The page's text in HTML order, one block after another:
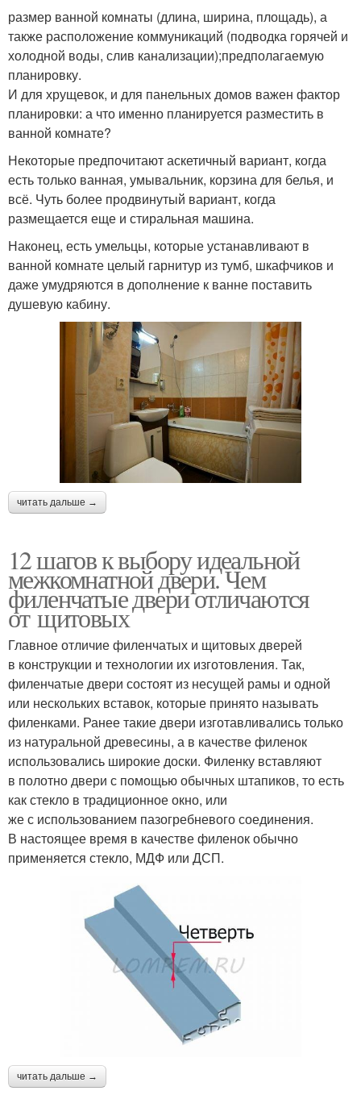
размер ванной комнаты (длина, ширина, площадь), а
также расположение коммуникаций (подводка горячей и
холодной воды, слив канализации);предполагаемую
планировку.
И для хрущевок, и для панельных домов важен фактор
планировки: а что именно планируется разместить в
ванной комнате?
Некоторые предпочитают аскетичный вариант, когда
есть только ванная, умывальник, корзина для белья, и
всё. Чуть более продвинутый вариант, когда
размещается еще и стиральная машина.
Наконец, есть умельцы, которые устанавливают в
ванной комнате целый гарнитур из тумб, шкафчиков и
даже умудряются в дополнение к ванне поставить
душевую кабину.
читать дальше →
12 шагов к выбору идеальной
межкомнатной двери. Чем
филенчатые двери отличаются
от щитовых
Главное отличие филенчатых и щитовых дверей
в конструкции и технологии их изготовления. Так,
филенчатые двери состоят из несущей рамы и одной
или нескольких вставок, которые принято называть
филенками. Ранее такие двери изготавливались только
из натуральной древесины, а в качестве филенок
использовались широкие доски. Филенку вставляют
в полотно двери с помощью обычных штапиков, то есть
как стекло в традиционное окно, или
же с использованием пазогребневого соединения.
В настоящее время в качестве филенок обычно
применяется стекло, МДФ или ДСП.
читать дальше →